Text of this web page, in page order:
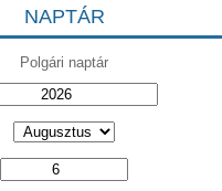
NAPTÁR
Polgári naptár